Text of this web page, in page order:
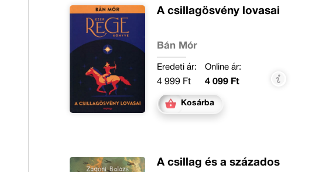
A csillagösvény lovasai
Bán Mór
Eredeti ár:
4 999 Ft
Online ár:
4 099 Ft
Kosárba
A csillag és a százados